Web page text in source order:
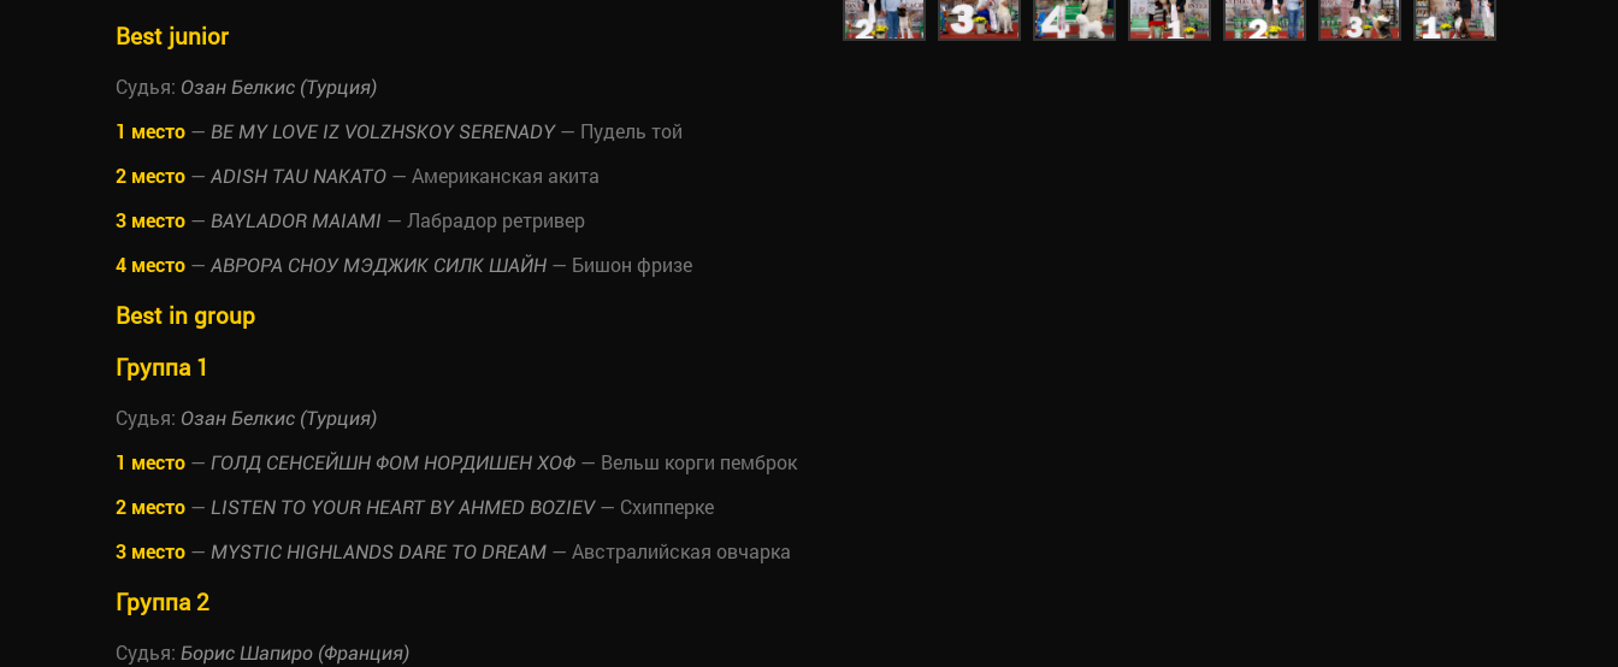
Best junior
Судья: Озан Белкис (Турция)
1 место — BE MY LOVE IZ VOLZHSKOY SERENADY— Пудель той
2 место — ADISH TAU NAKATO — Американская акита
3 место — BAYLADOR MAIAMI — Лабрадор ретривер
4 место — АВРОРА СНОУ МЭДЖИК СИЛК ШАЙН — Бишон фризе
Best in group
Группа 1
Судья: Озан Белкис (Турция)
1 место — ГОЛД СЕНСЕЙШН ФОМ НОРДИШЕН ХОФ — Вельш корги пемброк
2 место — LISTEN TO YOUR HEART BY AHMED BOZIEV— Схипперке
3 место — MYSTIC HIGHLANDS DARE TO DREAM — Австралийская овчарка
Группа 2
Судья: Борис Шапиро (Франция)